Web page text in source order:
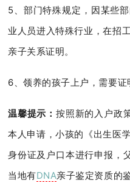
5、部门特殊规定，因某些
业人员进入特殊行业，在招
亲子关系证明。
6、领养的孩子上户，需要证
温馨提示： 按照新的入户政
本人申请，小孩的《出生医
身份证及户口本进行申报，
当地有DNA亲子鉴定资质的